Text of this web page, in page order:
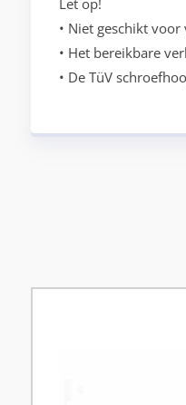
Let op!
• Niet geschikt
• Het bereikbare
• De TüV